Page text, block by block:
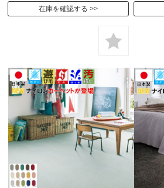
在庫を確認する